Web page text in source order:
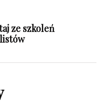
ze szkoleń